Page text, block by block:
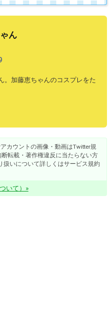
ん
。加藤恵ちゃんのコスプレをた
カウントの画像・動画はTwitter規
転載・著作権違反に当たらない方
扱いについて詳しくはサービス規約
いて）»